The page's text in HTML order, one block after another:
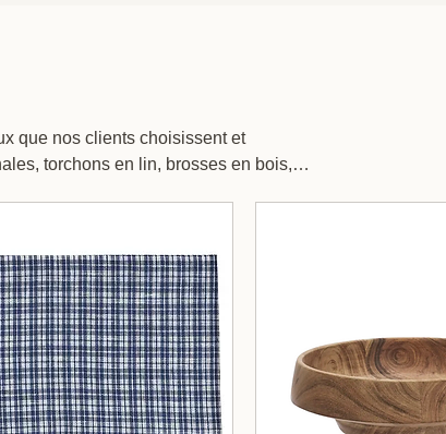
que nos clients choisissent et
torchons en lin, brosses en bois,
Jolies Emplettes, chaque best-seller
fabriqué dans des matières naturelles et
compléter une maison slow living.